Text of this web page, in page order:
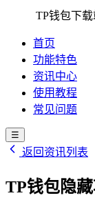
TP钱包下
首页
功能特色
资讯中心
使用教程
常见问题
☰
返回资讯列表
TP钱包隐